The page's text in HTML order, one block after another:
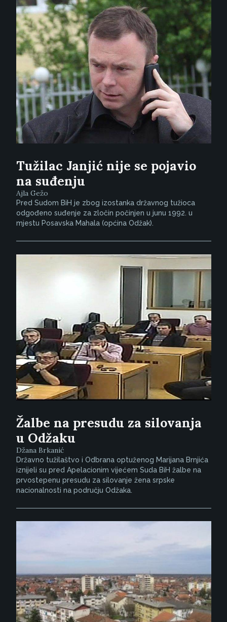
Tužilac Janjić nije se pojavio
na suđenju
Ajla Gežo
Pred Sudom BiH je zbog izostanka državnog tužioca
odgođeno suđenje za zločin počinjen u junu 1992. u
mjestu Posavska Mahala (općina Odžak).
Žalbe na presudu za silovanja
u Odžaku
Džana Brkanić
Državno tužilaštvo i Odbrana optuženog Marijana Brnjića
iznijeli su pred Apelacionim vijećem Suda BiH žalbe na
prvostepenu presudu za silovanje žena srpske
nacionalnosti na području Odžaka.